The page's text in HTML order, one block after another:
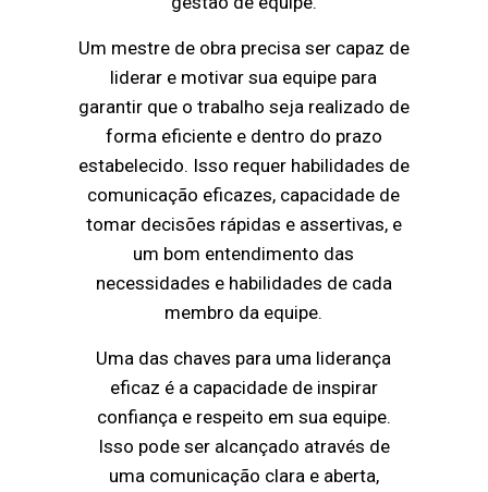
Um mestre de obra precisa ser capaz de
liderar e motivar sua equipe para
garantir que o trabalho seja realizado de
forma eficiente e dentro do prazo
estabelecido. Isso requer habilidades de
comunicação eficazes, capacidade de
tomar decisões rápidas e assertivas, e
um bom entendimento das
necessidades e habilidades de cada
membro da equipe.
Uma das chaves para uma liderança
eficaz é a capacidade de inspirar
confiança e respeito em sua equipe.
Isso pode ser alcançado através de
uma comunicação clara e aberta,